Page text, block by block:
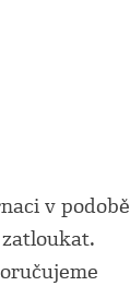
v podobě